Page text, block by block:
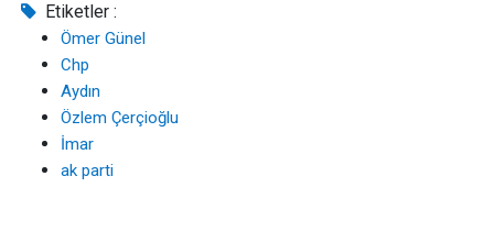
Etiketler :
Ömer Günel
Chp
Aydın
Özlem Çerçioğlu
İmar
ak parti